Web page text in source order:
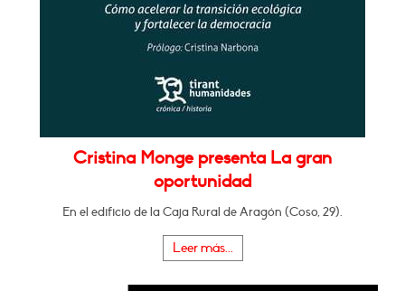
Cristina Monge presenta La gran
oportunidad
En el edificio de la Caja Rural de Aragón (Coso, 29).
Leer más...